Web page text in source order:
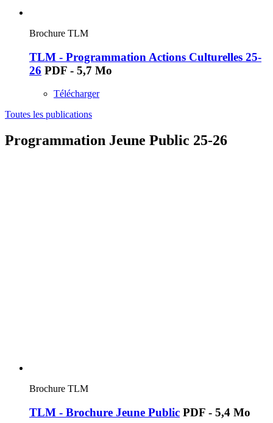
Brochure TLM
TLM - Programmation Actions Culturelles 25-
26 PDF - 5,7 Mo
Télécharger
Toutes les publications
Programmation Jeune Public 25-26
Brochure TLM
TLM - Brochure Jeune Public PDF - 5,4 Mo